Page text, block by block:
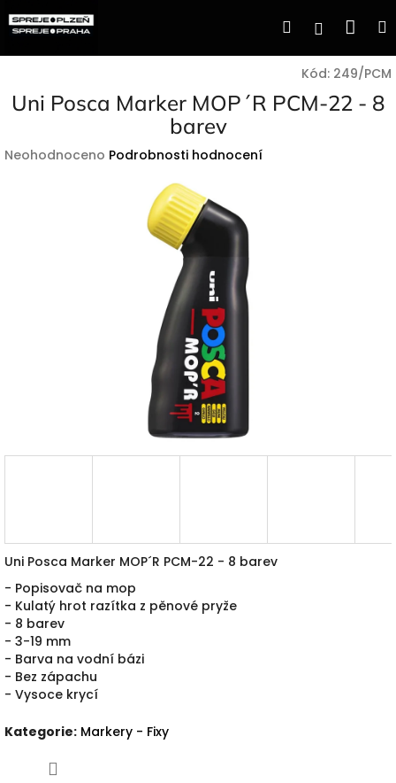
na
Hledat
Kód: 249/PCM
Uni Posca Marker MOP´R PCM-22 - 8
barev
Průměrné
Neohodnoceno Podrobnosti hodnocení
Uni Posca Marker MOP´R PCM-22 - 8 barev
- Popisovač na mop
- Kulatý hrot razítka z pěnové pryže
- 8 barev
- 3-19 mm
- Barva na vodní bázi
- Bez zápachu
- Vysoce krycí
Kategorie: Markery - Fixy